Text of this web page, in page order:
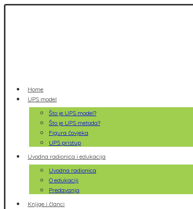
Home
UPS model
Što je UPS model?
Što je UPS metoda?
Figura čovjeka
UPS pristup
Uvodna radionica i edukacija
Uvodna radionica
O edukaciji
Predavanja
Knjige i članci